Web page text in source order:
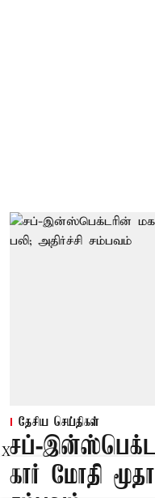
தேசிய செய்திகள்
சப்-
கார் மோதி
X